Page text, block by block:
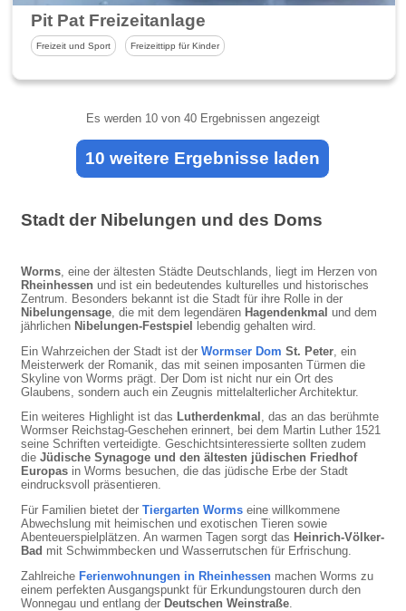
Pit Pat Freizeitanlage
Freizeit und Sport Freizeittipp für Kinder
Es werden 10von 40 Ergebnissen angezeigt
10 weitere Ergebnisse laden
Stadt der Nibelungen und des Doms
Worms , eine der ältesten Städte Deutschlands, liegt im Herzen von
Rheinhessen und ist ein bedeutendes kulturelles und historisches
Zentrum. Besonders bekannt ist die Stadt für ihre Rolle in der
Nibelungensage , die mit dem legendären Hagendenkmal und dem
jährlichen Nibelungen-Festspiel
lebendig gehalten wird.
Ein Wahrzeichen der Stadt ist derWormser Dom St. Peter , ein
Meisterwerk der Romanik, das mit seinen imposanten Türmen die
Skyline von Worms prägt. Der Dom ist nicht nur ein Ort des
Glaubens, sondern auch ein Zeugnis mittelalterlicher Architektur.
Ein weiteres Highlight ist das Lutherdenkmal , das an das berühmte
Wormser Reichstag-Geschehen erinnert, bei dem Martin Luther 1521
seine Schriften verteidigte. Geschichtsinteressierte sollten zudem
dieJüdische Synagoge und den ältesten jüdischen Friedhof
Europas in Worms besuchen, die das jüdische Erbe der Stadt
eindrucksvoll präsentieren.
Für Familien bietet derTiergarten Worms eine willkommene
Abwechslung mit heimischen und exotischen Tieren sowie
Abenteuerspielplätzen. An warmen Tagen sorgt das Heinrich-Völker-
Bad mit Schwimmbecken und Wasserrutschen für Erfrischung.
Zahlreiche Ferienwohnungen in Rheinhessen machen Worms zu
einem perfekten Ausgangspunkt für Erkundungstouren durch den
Wonnegau und entlang der Deutschen Weinstraße